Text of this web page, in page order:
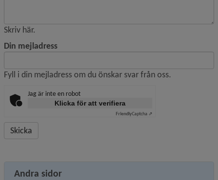
Skriv här.
Din mejladress
Fyll i din mejladress om du önskar svar från oss.
Jag är inte en robot
Klicka för att verifiera
FriendlyCaptcha ⇗
Andra sidor